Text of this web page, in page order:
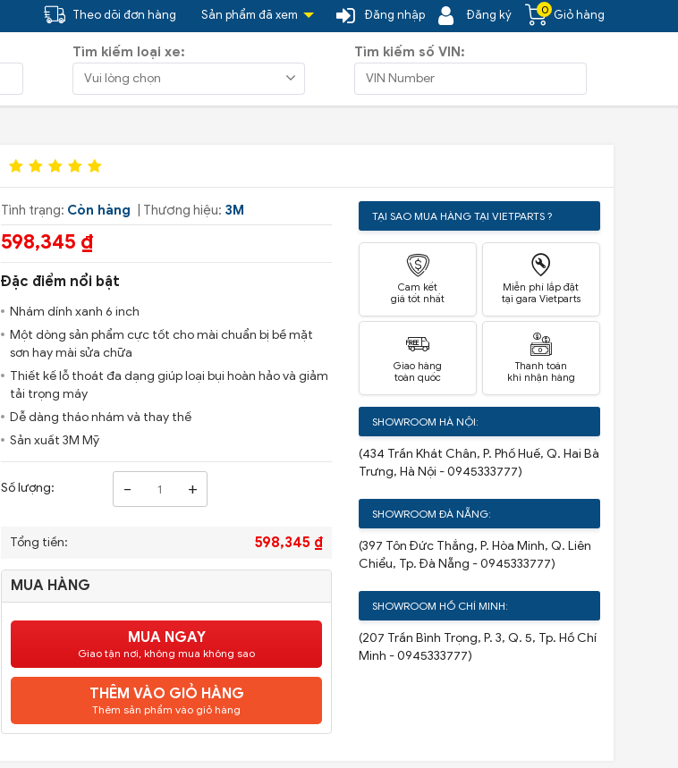
0 Giỏ hàng
Đăng ký
Đăng nhập
Sản phẩm đã xem
Theo dõi đơn hàng
Tìm kiếm loại xe: Tìm kiếm số VIN:
Tình trạng: Còn hàng | Thương hiệu: 3M
598,345 ₫
Đặc điểm nổi bật
Nhám dính xanh 6 inch
Một dòng sản phẩm cực tốt cho mài chuẩn bị bề mặt
sơn hay mài sửa chữa
Thiết kế lỗ thoát đa dạng giúp loại bụi hoàn hảo và giảm
tải trọng máy
Dễ dàng tháo nhám và thay thế
Sản xuất 3M Mỹ
Số lượng: - +
Tổng tiền: 598,345 ₫
MUA HÀNG
MUA NGAY
Giao tận nơi, không mua không sao
THÊM VÀO GIỎ HÀNG
Thêm sản phẩm vào giỏ hàng
TẠI SAO MUA HÀNG TẠI VIETPARTS ?
Cam kết
giá tốt nhất
Miễn phí lắp đặt
tại gara Vietparts
Giao hàng
toàn quốc
Thanh toán
khi nhận hàng
SHOWROOM HÀ NỘI:
(434 Trần Khát Chân, P. Phố Huế, Q. Hai Bà
Trưng, Hà Nội - 0945333777)
SHOWROOM ĐÀ NẴNG:
(397 Tôn Đức Thắng, P. Hòa Minh, Q. Liên
Chiểu, Tp. Đà Nẵng - 0945333777)
SHOWROOM HỒ CHÍ MINH:
(207 Trần Bình Trọng, P. 3, Q. 5, Tp. Hồ Chí
Minh - 0945333777)